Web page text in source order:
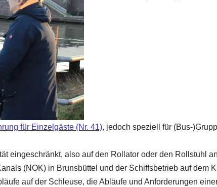
für Einzelgäste (Nr. 41), jedoch speziell für (Bus-
eingeschränkt, also auf den Rollator oder den Rollstuhl
(NOK) in Brunsbüttel und der Schiffsbetrieb auf dem
auf der Schleuse, die Abläufe und Anforderungen